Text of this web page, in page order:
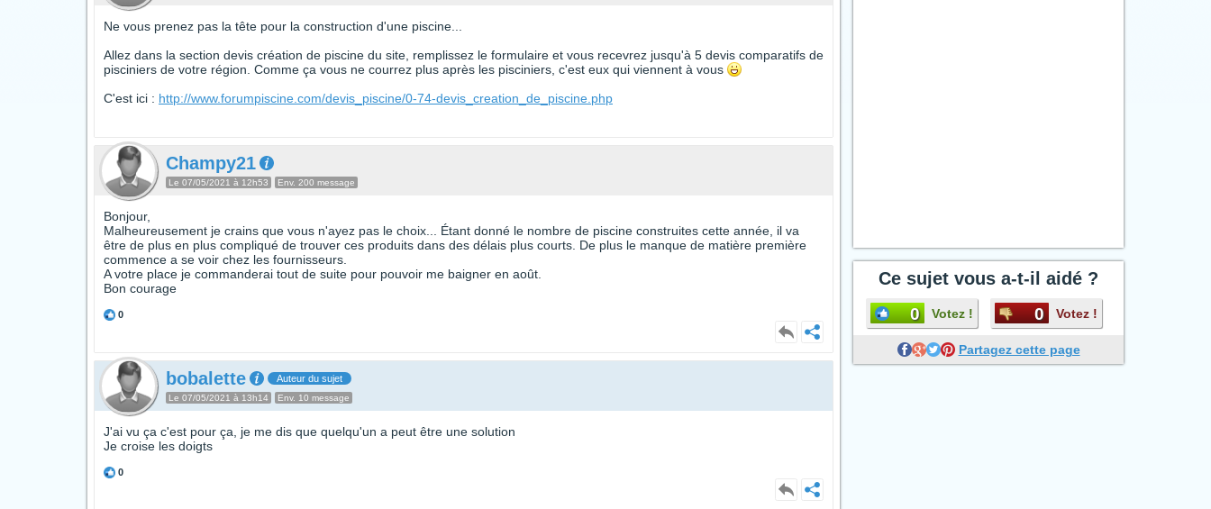
Ne vous prenez pas la tête pour la construction d'une piscine...
Allez dans la section devis création de piscine du site, remplissez le formulaire et vous recevrez jusqu'à 5 devis comparatifs de
pisciniers de votre région. Comme ça vous ne courrez plus après les pisciniers, c'est eux qui viennent à vous
C'est ici : http://www.forumpiscine.com/devis_piscine/0-74-devis_creation_de_piscine.php
Champy21
Le 07/05/2021 à 12h53 Env. 200 message
Bonjour,
Malheureusement je crains que vous n'ayez pas le choix... Étant donné le nombre de piscine construites cette année, il va
être de plus en plus compliqué de trouver ces produits dans des délais plus courts. De plus le manque de matière première
commence a se voir chez les fournisseurs.
A votre place je commanderai tout de suite pour pouvoir me baigner en août.
Bon courage
0
bobalette Auteur du sujet
Le 07/05/2021 à 13h14 Env. 10 message
J'ai vu ça c'est pour ça, je me dis que quelqu'un a peut être une solution
Je croise les doigts
0
Ce sujet vous a-t-il aidé ?
0 Votez ! 0 Votez !
Partagez cette page